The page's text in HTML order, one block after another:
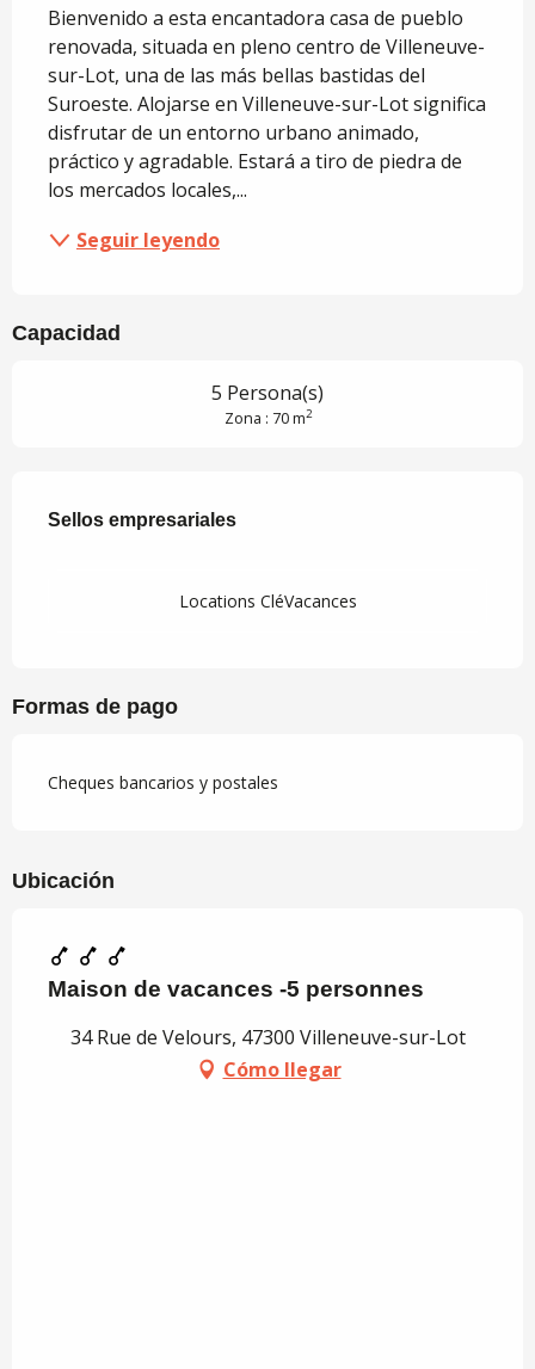
Bienvenido a esta encantadora casa de pueblo
renovada, situada en pleno centro de Villeneuve-
sur-Lot, una de las más bellas bastidas del
Suroeste. Alojarse en Villeneuve-sur-Lot significa
disfrutar de un entorno urbano animado,
práctico y agradable. Estará a tiro de piedra de
los mercados locales,...
Seguir leyendo
Capacidad
5 Persona(s)
Zona : 70 m2
Sellos empresariales
Sellos empresariales
Locations CléVacances
Formas de pago
Cheques bancarios y postales
Ubicación
Maison de vacances -5 personnes
34 Rue de Velours, 47300 Villeneuve-sur-Lot
Cómo llegar